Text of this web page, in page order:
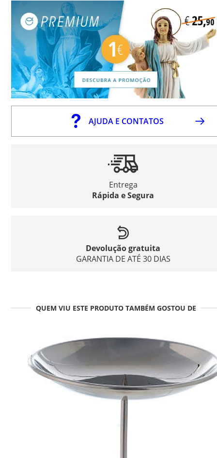
AJUDA E CONTATOS
Entrega
Rápida e Segura
Devolução gratuita
GARANTIA DE ATÉ 30 DIAS
QUEM VIU ESTE PRODUTO TAMBÉM GOSTOU DE